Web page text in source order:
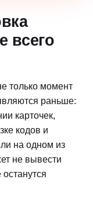
всего
только момент
раньше:
карточек,
кодов и
на одном из
не вывести